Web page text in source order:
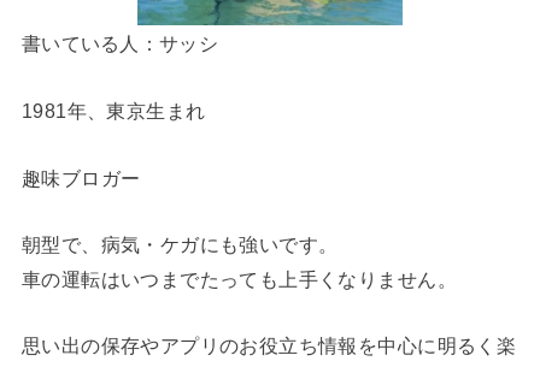
書いている人：サッシ
1981年、東京生まれ
趣味ブロガー
朝型で、病気・ケガにも強いです。
車の運転はいつまでたっても上手くなりません。
思い出の保存やアプリのお役立ち情報を中心に明るく楽